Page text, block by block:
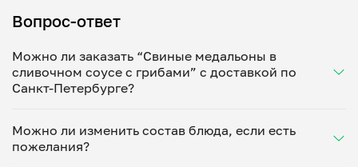
Вопрос-ответ
Можно ли заказать “Свиные медальоны в
сливочном соусе с грибами” с доставкой по
Санкт-Петербурге?
Укажите удобное время — и получите свежее
домашнее блюдо в большой порции прямо с плиты.
Можно ли изменить состав блюда, если есть
пожелания?